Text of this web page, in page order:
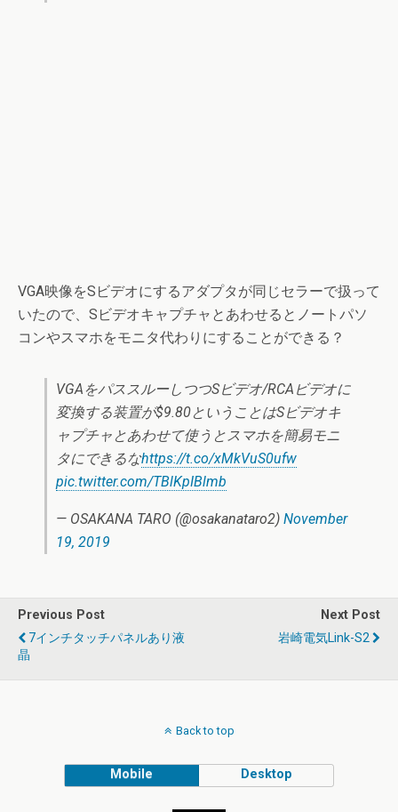
VGA映像をSビデオにするアダプタが同じセラーで扱って
いたので、Sビデオキャプチャとあわせるとノートパソ
コンやスマホをモニタ代わりにすることができる？
VGAをパススルーしつつSビデオ/RCAビデオに
変換する装置が$9.80ということはSビデオキ
ャプチャとあわせて使うとスマホを簡易モニ
タにできるなhttps://t.co/xMkVuS0ufw
pic.twitter.com/TBlKpIBlmb
— OSAKANA TARO (@osakanataro2) November
19, 2019
Previous Post
7インチタッチパネルあり液
晶
Next Post
岩崎電気Link-S2
Back to top
Mobile Desktop